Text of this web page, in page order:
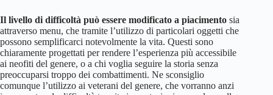
Il livello di difficoltà può essere modificato a piacimento sia
attraverso menu, che tramite l’utilizzo di particolari oggetti che
possono semplificarci notevolmente la vita. Questi sono
chiaramente progettati per rendere l’esperienza più accessibile
ai neofiti del genere, o a chi voglia seguire la storia senza
preoccuparsi troppo dei combattimenti. Ne sconsiglio
comunque l’utilizzo ai veterani del genere, che vorranno anzi